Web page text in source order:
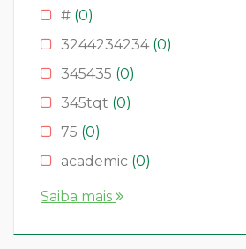
# (0)
3244234234 (0)
345435 (0)
345tqt (0)
75 (0)
academic (0)
account
Saiba mais